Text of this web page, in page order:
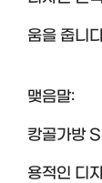
움을 줍니
맺음말:
캉골가방
용적인 디